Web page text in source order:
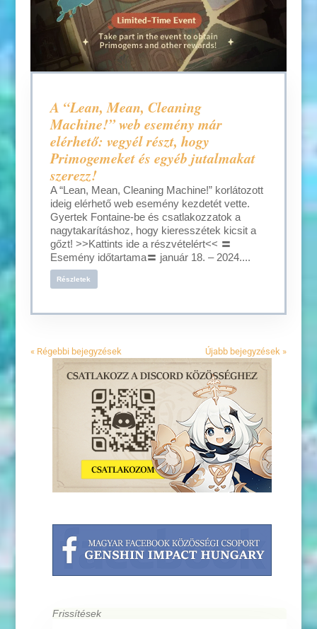
A “Lean, Mean, Cleaning
Machine!” web esemény már
elérhető: vegyél részt, hogy
Primogemeket és egyéb jutalmakat
szerezz!
A “Lean, Mean, Cleaning Machine!” korlátozott
ideig elérhető web esemény kezdetét vette.
Gyertek Fontaine-be és csatlakozzatok a
nagytakarításhoz, hogy kieresszétek kicsit a
gőzt! >>Kattints ide a részvételért<< 〓
Esemény időtartama〓 január 18. – 2024....
Részletek
« Régebbi bejegyzések Újabb bejegyzések »
Frissítések